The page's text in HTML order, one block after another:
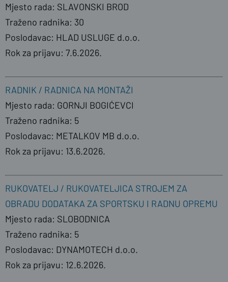
Mjesto rada: SLAVONSKI BROD
Traženo radnika: 30
Poslodavac: HLAD USLUGE d.o.o.
Rok za prijavu: 7.6.2026.
RADNIK / RADNICA NA MONTAŽI
Mjesto rada: GORNJI BOGIĆEVCI
Traženo radnika: 5
Poslodavac: METALKOV MB d.o.o.
Rok za prijavu: 13.6.2026.
RUKOVATELJ / RUKOVATELJICA STROJEM ZA
OBRADU DODATAKA ZA SPORTSKU I RADNU OPREMU
Mjesto rada: SLOBODNICA
Traženo radnika: 5
Poslodavac: DYNAMOTECH d.o.o.
Rok za prijavu: 12.6.2026.